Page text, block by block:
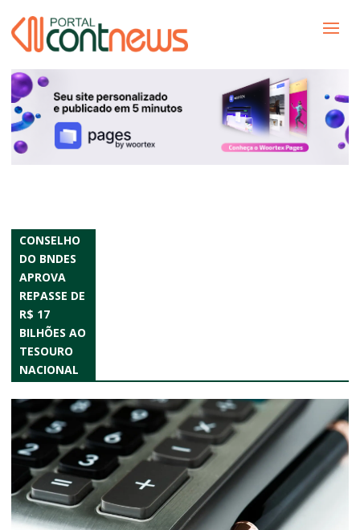
CONSELHO
DO BNDES
APROVA
REPASSE DE
R$ 17
BILHÕES AO
TESOURO
NACIONAL